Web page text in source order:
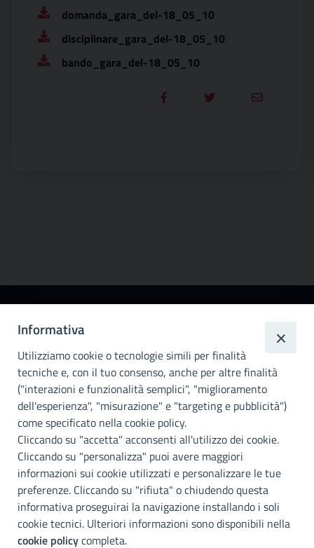
domanda_gara_del-18_05_10
disciplinare_gara_del-18_05_10
bando_gara_del-18_05_10
metropolitana di
Palermo
Info e contatti
Città Metropoliitana di Palermo
Via Maqueda, 100 - 90134 - Palermo
Cod. Fisc. 80021470820
PEC: cm.pa@cert.cittametropolitana.pa.it
I nostri canali social
Accessibilità
Città Metropolitana di Palermo si impegna a rendere il proprio sito
Informativa
Utilizziamo cookie o tecnologie simili per finalità
tecniche e, con il tuo consenso, anche per altre finalità
("interazioni e funzionalità semplici", "miglioramento
dell'esperienza", "misurazione" e "targeting e pubblicità")
come specificato nella cookie policy.
Cliccando su "accetta" acconsenti all'utilizzo dei cookie.
Cliccando su "personalizza" puoi avere maggiori
informazioni sui cookie utilizzati e personalizzare le tue
preferenze. Cliccando su "rifiuta" o chiudendo questa
informativa proseguirai la navigazione installando i soli
cookie tecnici. Ulteriori informazioni sono disponibili nella
cookie policycompleta.